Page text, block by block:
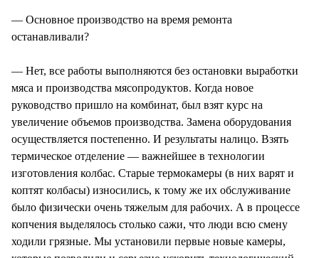
— Основное производство на время ремонта
останавливали?
— Нет, все работы выполняются без остановки выработки
мяса и производства мясопродуктов. Когда новое
руководство пришло на комбинат, был взят курс на
увеличение объемов производства. Замена оборудования
осуществляется постепенно. И результаты налицо. Взять
термическое отделение — важнейшее в технологии
изготовления колбас. Старые термокамеры (в них варят и
коптят колбасы) износились, к тому же их обслуживание
было физически очень тяжелым для рабочих. А в процессе
копчения выделялось столько сажи, что люди всю смену
ходили грязные. Мы установили первые новые камеры,